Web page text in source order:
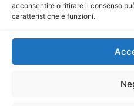
acconsentire o ritirare il consenso
caratteristiche e funzioni.
Direttore
P.IVA:
Mercurio Comunicazione
iscritta al Registro degli